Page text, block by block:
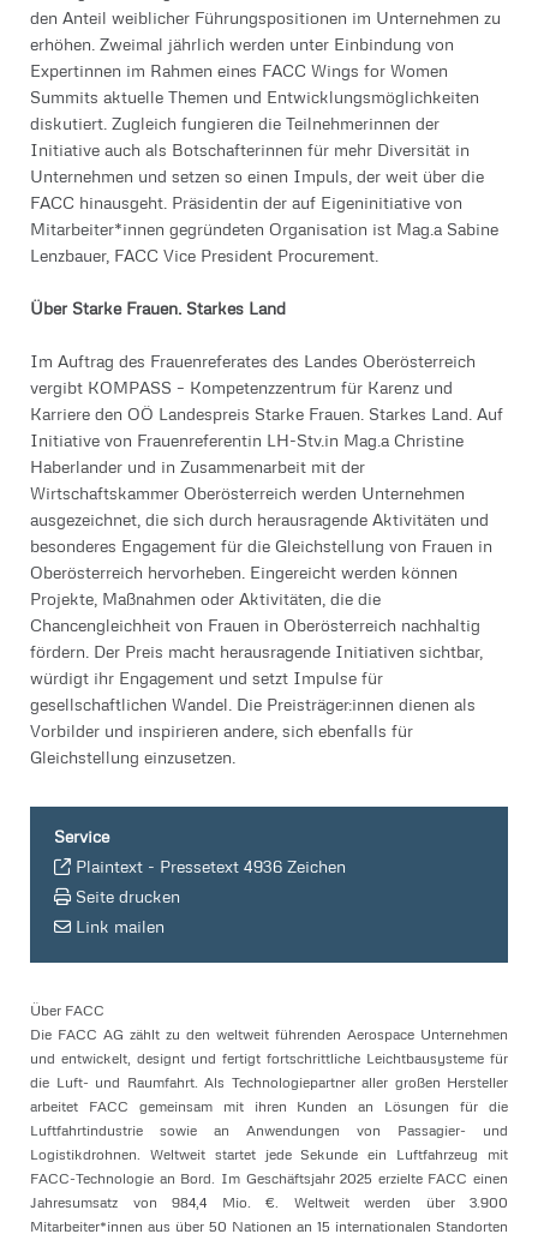
den Anteil weiblicher Führungspositionen im Unternehmen zu
erhöhen. Zweimal jährlich werden unter Einbindung von
Expertinnen im Rahmen eines FACC Wings for Women
Summits aktuelle Themen und Entwicklungsmöglichkeiten
diskutiert. Zugleich fungieren die Teilnehmerinnen der
Initiative auch als Botschafterinnen für mehr Diversität in
Unternehmen und setzen so einen Impuls, der weit über die
FACC hinausgeht. Präsidentin der auf Eigeninitiative von
Mitarbeiter*innen gegründeten Organisation ist Mag.a Sabine
Lenzbauer, FACC Vice President Procurement.
Über Starke Frauen. Starkes Land
Im Auftrag des Frauenreferates des Landes Oberösterreich
vergibt KOMPASS – Kompetenzzentrum für Karenz und
Karriere den OÖ Landespreis Starke Frauen. Starkes Land. Auf
Initiative von Frauenreferentin LH-Stv.in Mag.a Christine
Haberlander und in Zusammenarbeit mit der
Wirtschaftskammer Oberösterreich werden Unternehmen
ausgezeichnet, die sich durch herausragende Aktivitäten und
besonderes Engagement für die Gleichstellung von Frauen in
Oberösterreich hervorheben. Eingereicht werden können
Projekte, Maßnahmen oder Aktivitäten, die die
Chancengleichheit von Frauen in Oberösterreich nachhaltig
fördern. Der Preis macht herausragende Initiativen sichtbar,
würdigt ihr Engagement und setzt Impulse für
gesellschaftlichen Wandel. Die Preisträger:innen dienen als
Vorbilder und inspirieren andere, sich ebenfalls für
Gleichstellung einzusetzen.
Service
Plaintext - Pressetext 4936 Zeichen
Seite drucken
Link mailen
Über FACC
Die FACC AG zählt zu den weltweit führenden Aerospace Unternehmen
und entwickelt, designt und fertigt fortschrittliche Leichtbausysteme für
die Luft- und Raumfahrt. Als Technologiepartner aller großen Hersteller
arbeitet FACC gemeinsam mit ihren Kunden an Lösungen für die
Luftfahrtindustrie sowie an Anwendungen von Passagier- und
Logistikdrohnen. Weltweit startet jede Sekunde ein Luftfahrzeug mit
FACC-Technologie an Bord. Im Geschäftsjahr 2025 erzielte FACC einen
Jahresumsatz von 984,4 Mio. €. Weltweit werden über 3.900
Mitarbeiter*innen aus über 50 Nationen an 15 internationalen Standorten